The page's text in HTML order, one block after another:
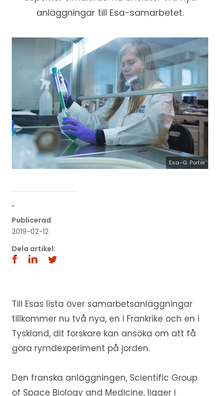
anläggningar till Esa-samarbetet.
Esa–G. Porter
´
Publicerad
2019-02-12
Dela artikel:
Till Esas lista över samarbetsanläggningar
tillkommer nu två nya, en i Frankrike och en i
Tyskland, dit forskare kan ansöka om att få
göra rymdexperiment på jorden.
Den franska anläggningen, Scientific Group
of Space Biology and Medicine, ligger i